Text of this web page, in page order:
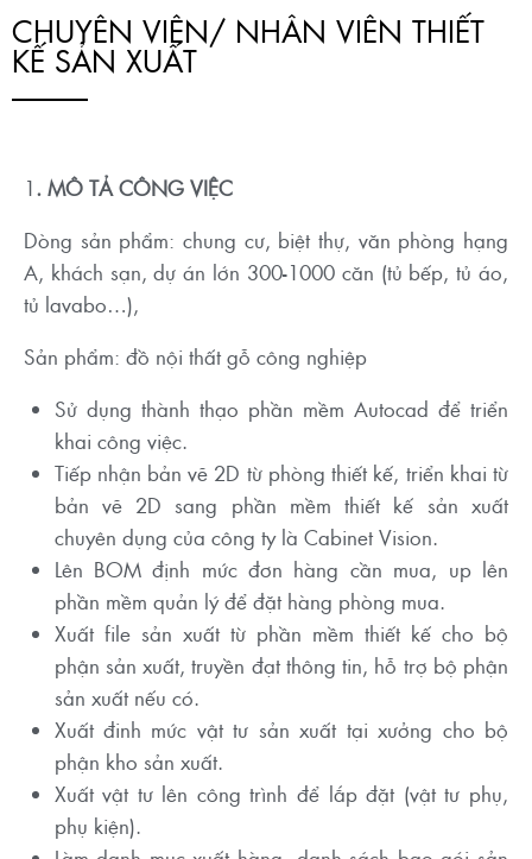
CHUYÊN VIÊN/ NHÂN VIÊN THIẾT
KẾ SẢN XUẤT
1. MÔ TẢ CÔNG VIỆC
Dòng sản phẩm: chung cư, biệt thự, văn phòng hạng
A, khách sạn, dự án lớn 300-1000 căn (tủ bếp, tủ áo,
tủ lavabo…),
Sản phẩm: đồ nội thất gỗ công nghiệp
Sử dụng thành thạo phần mềm Autocad để triển
khai công việc.
Tiếp nhận bản vẽ 2D từ phòng thiết kế, triển khai từ
bản vẽ 2D sang phần mềm thiết kế sản xuất
chuyên dụng của công ty là Cabinet Vision.
Lên BOM định mức đơn hàng cần mua, up lên
phần mềm quản lý để đặt hàng phòng mua.
Xuất file sản xuất từ phần mềm thiết kế cho bộ
phận sản xuất, truyền đạt thông tin, hỗ trợ bộ phận
sản xuất nếu có.
Xuất đinh mức vật tư sản xuất tại xưởng cho bộ
phận kho sản xuất.
Xuất vật tư lên công trình để lắp đặt (vật tư phụ,
phụ kiện).